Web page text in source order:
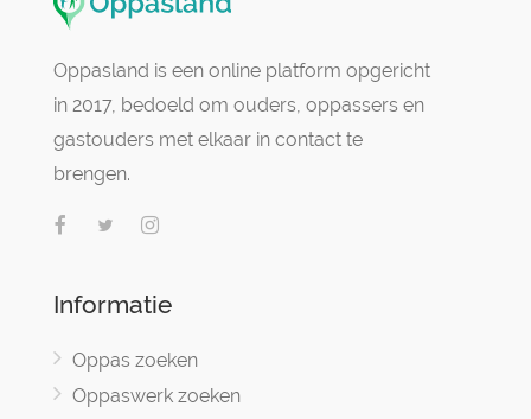
Oppasland is een online platform opgericht
in 2017, bedoeld om ouders, oppassers en
gastouders met elkaar in contact te
brengen.
Informatie
Oppas zoeken
Oppaswerk zoeken